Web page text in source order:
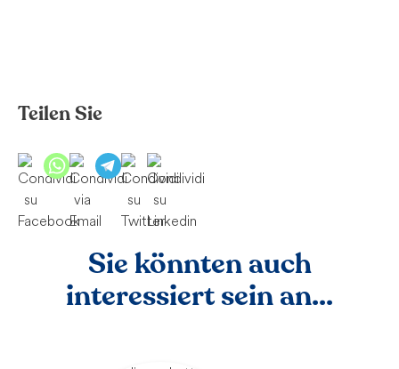
Teilen Sie
Sie könnten auch
interessiert sein an...